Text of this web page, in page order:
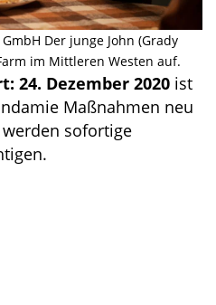
Der junge John (Grady
im Mittleren Westen auf.
24. Dezember 2020 ist
Maßnahmen neu
sofortige